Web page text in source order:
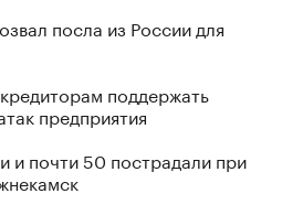
посла из России для
поддержать
предприятия
и почти 50 пострадали при